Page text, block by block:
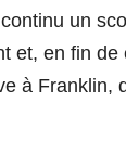
un
et, en fin
à Franklin,